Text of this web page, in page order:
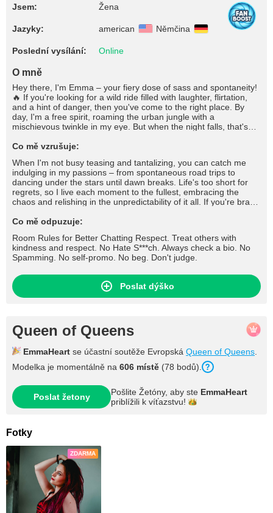
Jsem: Žena
Jazyky: american Němčina
Poslední vysílání: Online
O mně
Hey there, I'm Emma – your fiery dose of sass and spontaneity!
🔥 If you're looking for a wild ride filled with laughter, flirtation,
and a hint of danger, then you've come to the right place. By
day, I'm a free spirit, roaming the urban jungle with a
mischievous twinkle in my eye. But when the night falls, that's
party, stirring up trouble with a wicked grin and a quick wit that'll
whether it's flirting shamelessly across the bar or engaging in a
battle of wits that'll leave us both breathless. But don't mistake
my playful nature for shallowness; beneath the surface lies a
depth that few dare to explore.
Co mě vzrušuje:
When I'm not busy teasing and tantalizing, you can catch me
indulging in my passions – from spontaneous road trips to
dancing under the stars until dawn breaks. Life's too short for
regrets, so I live each moment to the fullest, embracing the
chaos and relishing in the unpredictability of it all. If you're brave
banter with wit of your own, then let's see where this electrifying
day is an adventure worth savoring. 💋 #tease #flirt #seduce
#roleplay #dirtytalk #foot #footfetish #footjob #stockings #nylons
#fishnets #highheels #lingerie #cameltoe #fetish #joi #cfnm #cbt
Co mě odpuzuje:
Room Rules for Better Chatting Respect. Treat others with
kindness and respect. No Hate S***ch. Always check a bio. No
Spamming. No self-promo. No beg. Don't judge.
Poslat dýško
Queen of Queens
EmmaHeart se účastní soutěže Evropská Queen of Queens
Modelka je momentálně na 606 místě (78 bodů).
Poslat žetony Pošlite Žetóny, aby ste EmmaHeart
priblížili k víťazstvu!
Fotky
ZDARMA